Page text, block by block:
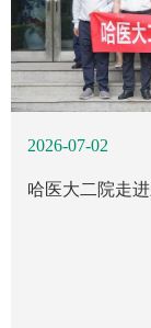
2026-07-02
哈医大二院走
2026-07-01
唱响红色旋律
2026-06-25
规格严格铸大